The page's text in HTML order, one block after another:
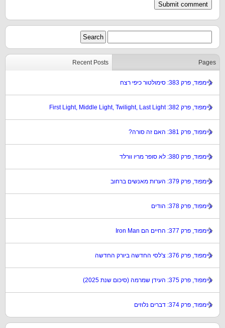
Recent Posts Pages
גיימפוד, פרק 383: סימולטור כיפי רצח
גיימפוד, פרק 382: First Light, Middle Light, Twilight, Last Light
גיימפוד, פרק 381: האם זה סורה?
גיימפוד, פרק 380: לא סופר מריו וורלד
גיימפוד, פרק 379: הערות מאנשים ברחוב
גיימפוד, פרק 378: הודים
גיימפוד, פרק 377: החיים הם Iron Man
גיימפוד, פרק 376: צ'לסי החדשה ביורק החדשה
גיימפוד, פרק 375: העידן שמרמה (סיכום שנת 2025)
גיימפוד, פרק 374: דברים נלוזים